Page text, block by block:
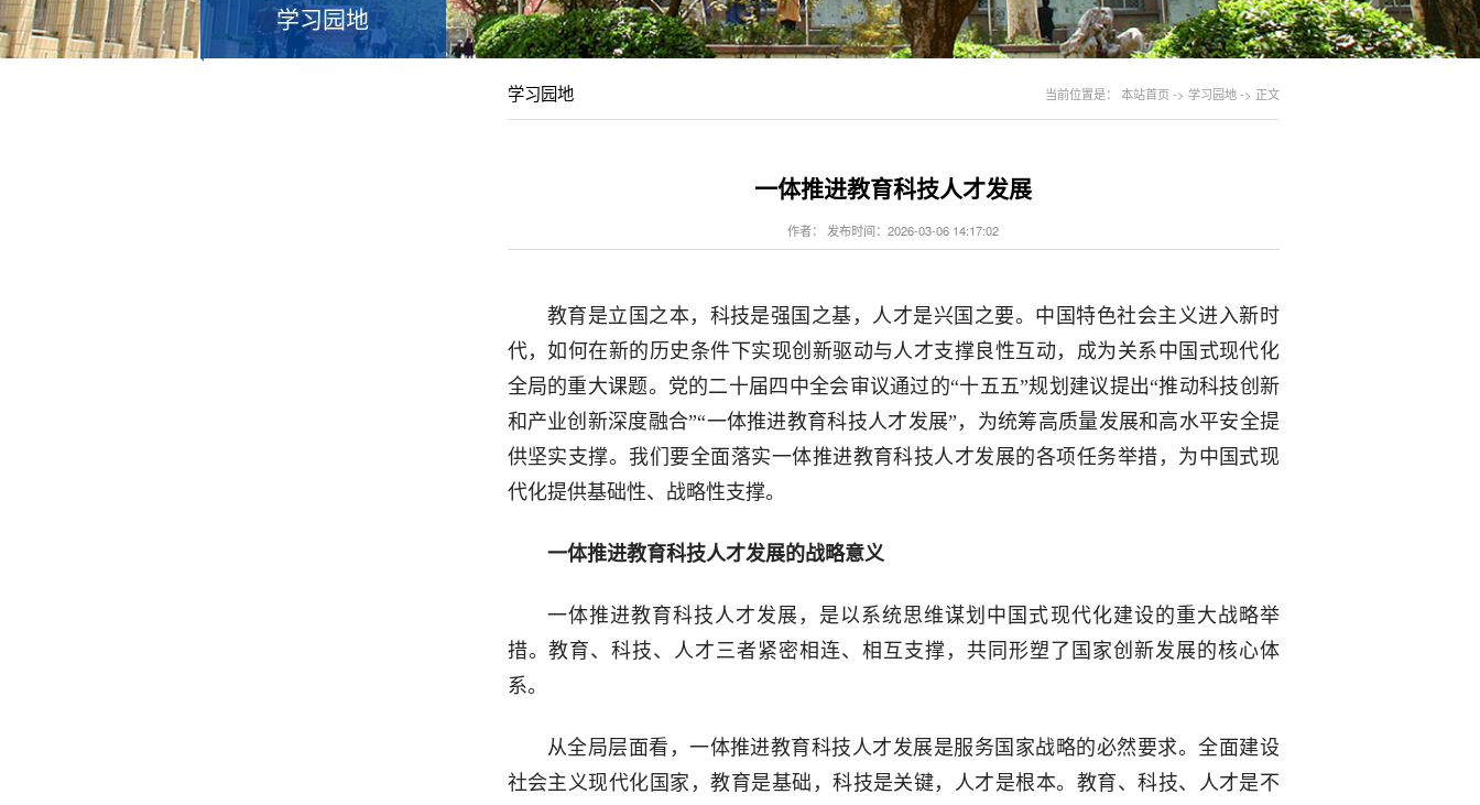
学习园地
学习园地 当前位置是： 本站首页-> 学习园地-> 正文
一体推进教育科技人才发展
作者： 发布时间：2026-03-06 14:17:02
教育是立国之本，科技是强国之基，人才是兴国之要。中国特色社会主义进入新时
代，如何在新的历史条件下实现创新驱动与人才支撑良性互动，成为关系中国式现代化
全局的重大课题。党的二十届四中全会审议通过的“十五五”规划建议提出“推动科技创新
和产业创新深度融合”“一体推进教育科技人才发展”，为统筹高质量发展和高水平安全提
供坚实支撑。我们要全面落实一体推进教育科技人才发展的各项任务举措，为中国式现
代化提供基础性、战略性支撑。
一体推进教育科技人才发展的战略意义
一体推进教育科技人才发展，是以系统思维谋划中国式现代化建设的重大战略举
措。教育、科技、人才三者紧密相连、相互支撑，共同形塑了国家创新发展的核心体
系。
从全局层面看，一体推进教育科技人才发展是服务国家战略的必然要求。全面建设
社会主义现代化国家，教育是基础，科技是关键，人才是根本。教育、科技、人才是不